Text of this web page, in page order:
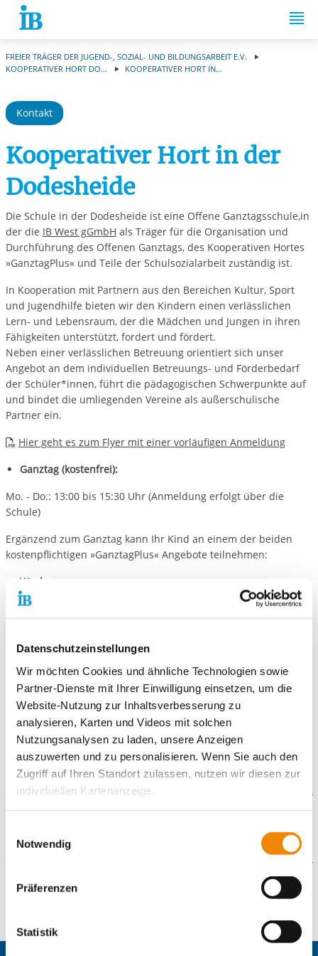
Datenschutzeinstellungen
Wir möchten Cookies und ähnliche Technologien sowie
Partner-Dienste mit Ihrer Einwilligung einsetzen, um die
Website-Nutzung zur Inhaltsverbesserung zu
analysieren, Karten und Videos mit solchen
Nutzungsanalysen zu laden, unsere Anzeigen
auszuwerten und zu personalisieren. Wenn Sie auch den
Zugriff auf Ihren Standort zulassen, nutzen wir diesen zur
individuellen Kartenanzeige.
unsere Partner Daten wie Ihre IP-Adresse und
verarbeiten diese zusammen mit Daten von anderen
Websites. Die Partner erkennen mitunter auch, wenn Sie
zum Website-Besuch verschiedene Geräte verwenden,
kann die Datenübertragung in Drittländer (insb. die USA)
nicht ausgeschlossen werden. Dort ist kein der EU
Notwendig
Präferenzen
Statistik
Springe zum Inhalt
FREIER TRÄGER DER JUGEND-, SOZIAL- UND BILDUNGSARBEIT E.V.
KOOPERATIVER HORT DO...
KOOPERATIVER HORT IN...
Kontakt
Kooperativer Hort in der
Dodesheide
Die Schule in der Dodesheide ist eine Offene Ganztagsschule,in
der die IB West gGmbH als Träger für die Organisation und
Durchführung des Offenen Ganztags, des Kooperativen Hortes
»GanztagPlus« und Teile der Schulsozialarbeit zuständig ist.
In Kooperation mit Partnern aus den Bereichen Kultur, Sport
und Jugendhilfe bieten wir den Kindern einen verlässlichen
Lern- und Lebensraum, der die Mädchen und Jungen in ihren
Fähigkeiten unterstützt, fordert und fördert.
Neben einer verlässlichen Betreuung orientiert sich unser
Angebot an dem individuellen Betreuungs- und Förderbedarf
der Schüler*innen, führt die pädagogischen Schwerpunkte auf
und bindet die umliegenden Vereine als außerschulische
Partner ein.
Hier geht es zum Flyer mit einer vorläufigen Anmeldung
Ganztag (kostenfrei):
Mo. - Do.: 13:00 bis 15:30 Uhr (Anmeldung erfolgt über die
Schule)
Ergänzend zum Ganztag kann Ihr Kind an einem der beiden
kostenpflichtigen »GanztagPlus« Angebote teilnehmen:
Wochengruppe
montags bis donnerstags von 15:30 Uhr – 17:00 Uhr
Freitagsgruppe
freitags von 13:00 – 17:00 Uhr
8 Wochen Ferienbetreuung von 08:00 Uhr bis 17:00 Uhr
Die Platzvergabe im »GanztagPlus« erfolgt seitens der Leitung
des »GanztagPlus«
Kontaktformular
Die mit einem Sternchen (
) gekennzeichneten Felder sind